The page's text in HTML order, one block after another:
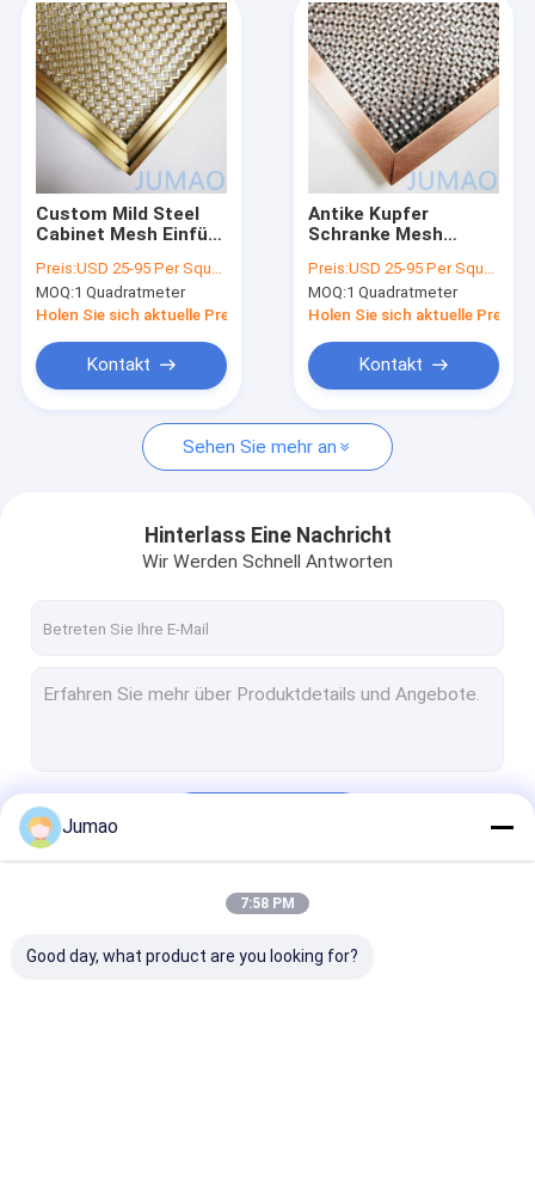
Produkte
Über uns
Fabrik Tour
Qualitätskontrolle
Nachrichten
Alle Fälle
Edelstahl-Wasservorhang
Vorhänge aus Metallnetzen
Wire Mesh Raumteiler
Custom Mild Steel
Cabinet Mesh Einfügt
Oberfläche
Preis:USD 25-95 Per Square Meter
MOQ:1 Quadratmeter
Holen Sie sich aktuelle Preis
Kontakt
Antike Kupfer
Schranke Mesh
Bücherregale Tür
Preis:USD 25-95 Per Square Meter
MOQ:1 Quadratmeter
Holen Sie sich aktuelle Preis
Kontakt
Sehen Sie mehr an
Hinterlass Eine Nachricht
Wir Werden Schnell Antworten
Jumao
7:58 PM
Good day, what product are you looking for?